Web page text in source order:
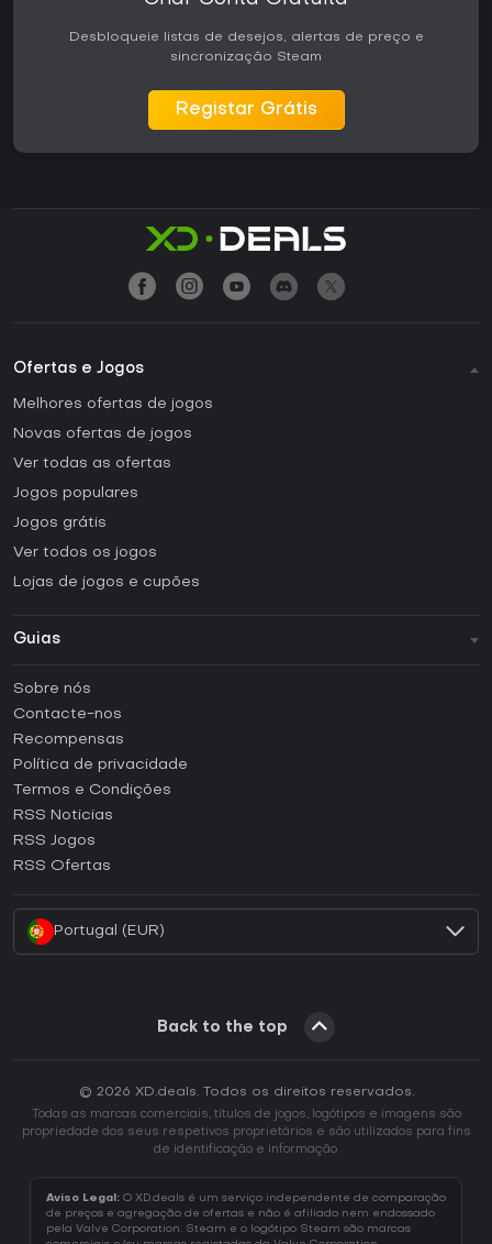
Desbloqueie listas de desejos, alertas de preço e
sincronização Steam
Registar Grátis
Ofertas e Jogos
Melhores ofertas de jogos
Novas ofertas de jogos
Ver todas as ofertas
Jogos populares
Jogos grátis
Ver todos os jogos
Lojas de jogos e cupões
Guias
Como ativar uma CD Key Steam?
Como ativar uma CD Key Epic Games?
Como ativar uma CD Key GOG?
Como ativar uma CD Key Ubisoft Connect?
Sobre nós
Contacte-nos
Recompensas
Política de privacidade
Termos e Condições
RSS Noticias
RSS Jogos
RSS Ofertas
Portugal (EUR)
Back to the top
© 2026 XD.deals. Todos os direitos reservados.
Todas as marcas comerciais, títulos de jogos, logótipos e imagens são
propriedade dos seus respetivos proprietários e são utilizados para fins
de identificação e informação.
Aviso Legal: O XD.deals é um serviço independente de comparação
de preços e agregação de ofertas e não é afiliado nem endossado
pela Valve Corporation. Steam e o logótipo Steam são marcas